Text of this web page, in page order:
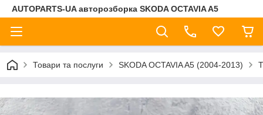
AUTOPARTS-UA авторозборка SKODA OCTAVIA A5
Товари та послуги SKODA OCTAVIA A5 (2004-2013)